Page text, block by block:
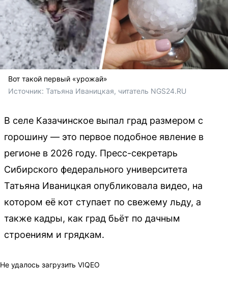
Вот такой первый «урожай»
Источник: Татьяна Иваницкая, читатель NGS24.RU
В селе Казачинское выпал град размером с
горошину — это первое подобное явление в
регионе в 2026 году. Пресс-секретарь
Сибирского федерального университета
Татьяна Иваницкая опубликовала видео, на
котором её кот ступает по свежему льду, а
также кадры, как град бьёт по дачным
строениям и грядкам.
Не удалось загрузить VIQEO